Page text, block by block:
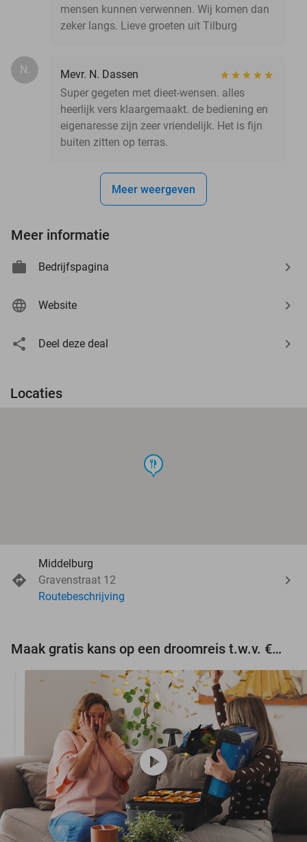
mensen kunnen verwennen. Wij komen dan
zeker langs. Lieve groeten uit Tilburg
N.
Mevr. N. Dassen
Super gegeten met dieet-wensen. alles
heerlijk vers klaargemaakt. de bediening en
eigenaresse zijn zeer vriendelijk. Het is fijn
buiten zitten op terras.
Meer weergeven
Meer informatie
Bedrijfspagina
Website
Deel deze deal
Locaties
food
Middelburg
Gravenstraat 12
Routebeschrijving
Maak gratis kans op een droomreis t.w.v. €3.000!
play_circle